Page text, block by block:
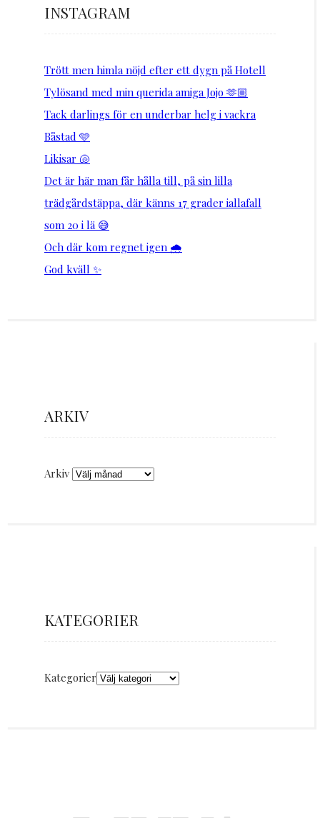
INSTAGRAM
Trött men himla nöjd efter ett dygn på Hotell
Tylösand med min querida amiga Jojo 🫶🏼
Tack darlings för en underbar helg i vackra
Båstad 🩵
Likisar 🐚
Det är här man får hålla till, på sin lilla
trädgårdstäppa, där känns 17 grader iallafall
som 20 i lä 😅
Och där kom regnet igen 🌧️
God kväll ✨
ARKIV
Arkiv
KATEGORIER
Kategorier